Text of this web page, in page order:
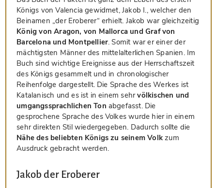
Königs von Valencia gewidmet, Jakob I., welcher den
Beinamen „der Eroberer“ erhielt. Jakob war gleichzeitig
König von Aragon, von Mallorca und Graf von
Barcelona und Montpellier. Somit war er einer der
mächtigsten Männer des mittelalterlichen Spanien. Im
Buch sind wichtige Ereignisse aus der Herrschaftszeit
des Königs gesammelt und in chronologischer
Reihenfolge dargestellt. Die Sprache des Werkes ist
Katalanisch und es ist in einem sehrvölkischen und
umgangssprachlichen Ton abgefasst. Die
gesprochene Sprache des Volkes wurde hier in einem
sehr direkten Stil wiedergegeben. Dadurch sollte die
Nähe des beliebten Königs zu seinem Volk zum
Ausdruck gebracht werden.
Jakob der Eroberer